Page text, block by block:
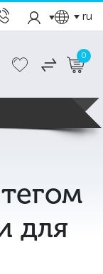
ru
0
для